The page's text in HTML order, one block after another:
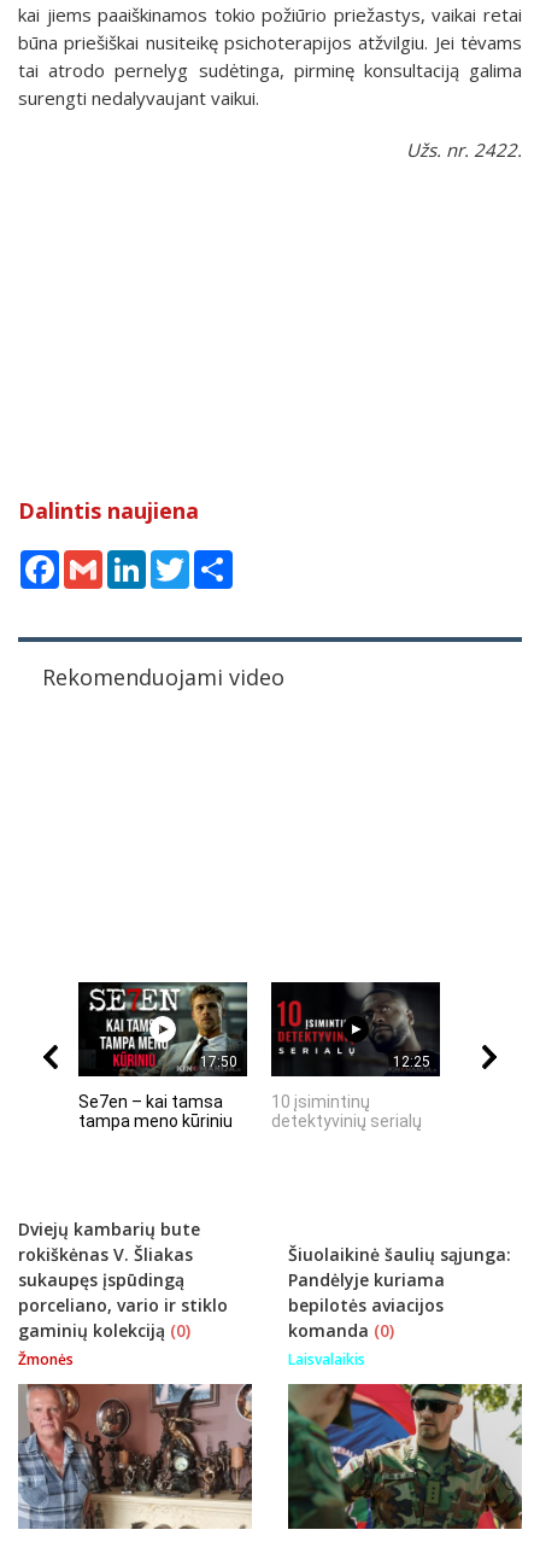
kai jiems paaiškinamos tokio požiūrio priežastys, vaikai retai
būna priešiškai nusiteikę psichoterapijos atžvilgiu. Jei tėvams
tai atrodo pernelyg sudėtinga, pirminę konsultaciją galima
surengti nedalyvaujant vaikui.
Užs. nr. 2422.
Dalintis naujiena
Facebook
Gmail LinkedInTwitter
Rekomenduojami video
17:50
Se7en – kai tamsa
tampa meno kūriniu
12:25
10 įsimintinų
detektyvinių serialų
Dviejų kambarių bute
rokiškėnas V. Šliakas
sukaupęs įspūdingą
porceliano, vario ir stiklo
gaminių kolekciją (0)
Žmonės
Šiuolaikinė šaulių sąjunga:
Pandėlyje kuriama
bepilotės aviacijos
komanda (0)
Laisvalaikis